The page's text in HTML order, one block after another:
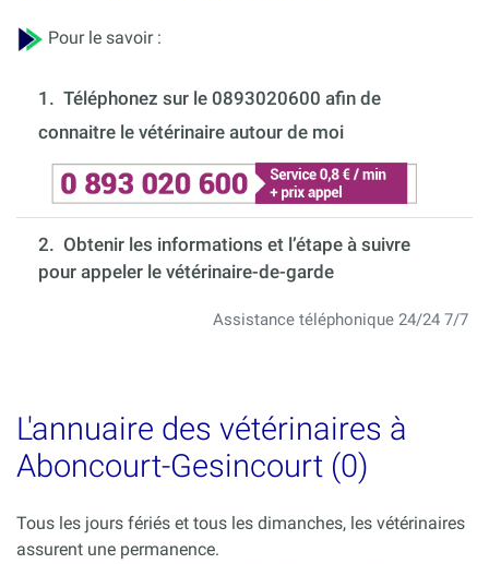
Pour le savoir :
1. Téléphonez sur le 0893020600 afin de
connaitre le vétérinaire autour de moi
2. Obtenir les informations et l’étape à suivre
pour appeler le vétérinaire-de-garde
Assistance téléphonique 24/24 7/7
L'annuaire des vétérinaires à
Aboncourt-Gesincourt (0)
Tous les jours fériés et tous les dimanches, les vétérinaires
assurent une permanence.